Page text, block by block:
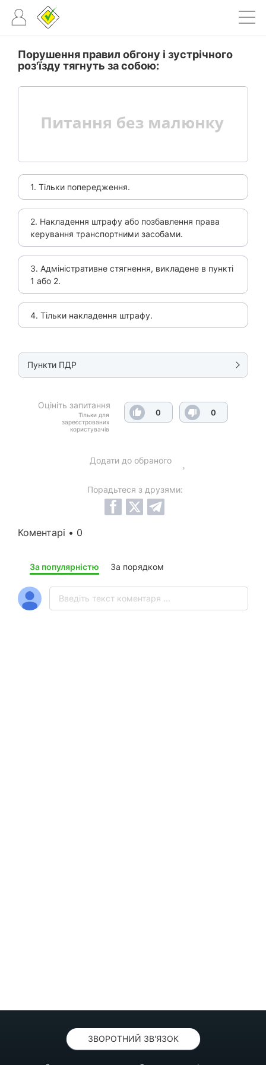
Порушення правил обгону і зустрічного
роз'їзду тягнуть за собою:
1. Тільки попередження.
2. Накладення штрафу або позбавлення права
керування транспортними засобами.
3. Адміністративне стягнення, викладене в пункті
1 або 2.
4. Тільки накладення штрафу.
Пункти ПДР
Оцініть запитання
Тільки для
зареєстрованих
користувачів
0 0
Додати до обраного
Порадьтеся з друзями:
Коментарі • 0
За популярністю За порядком
ЗВОРОТНИЙ ЗВ'ЯЗОК